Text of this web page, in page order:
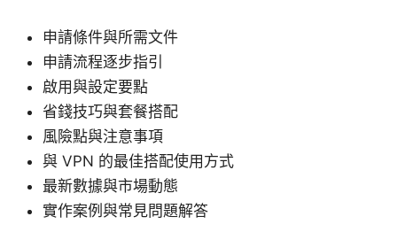
申請條件與所需文件
申請流程逐步指引
啟用與設定要點
省錢技巧與套餐搭配
風險點與注意事項
與 VPN 的最佳搭配使用方式
最新數據與市場動態
實作案例與常見問題解答